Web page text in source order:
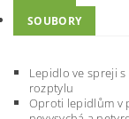
SOUBORY
Lepidlo ve spreji
rozptylu
Oproti lepidlům v